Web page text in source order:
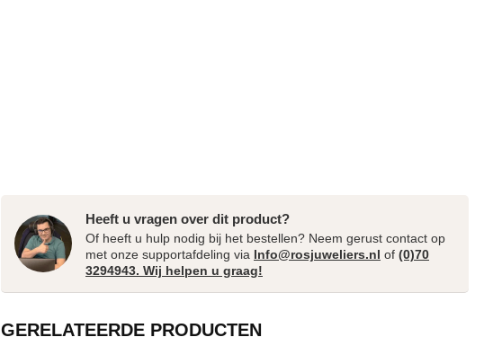
Heeft u vragen over dit product?
Of heeft u hulp nodig bij het bestellen? Neem gerust contact op
met onze supportafdeling via Info@rosjuweliers.nl of (0)70
3294943. Wij helpen u graag!
GERELATEERDE PRODUCTEN